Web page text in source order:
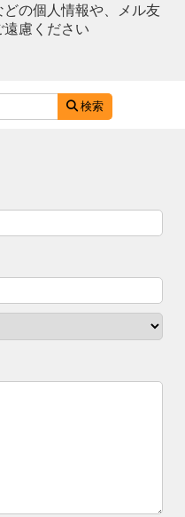
の個人情報や、メル友
慮ください
検索